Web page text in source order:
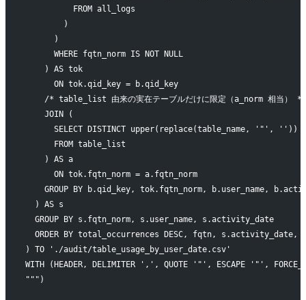
          FROM all_logs
        )
      )
      WHERE fqtn_norm IS NOT NULL
    ) AS tok
      ON tok.qid_key = b.qid_key
    /* table_list 由来の実在テーブルだけに限定（a_norm 相当） */
    JOIN (
SELECT DISTINCT upper(replace(table_name, '"', ''))
      FROM table_list
    ) AS a
      ON tok.fqtn_norm = a.fqtn_norm
GROUP BY b.qid_key, tok.fqtn_norm, b.user_name,
  ) AS s
  GROUP BY s.fqtn_norm, s.user_name, s.activity_date
ORDER BY total_occurrences DESC, fqtn, s.activity_date,
) TO './audit/table_usage_by_user_date.csv'
WITH (HEADER, DELIMITER ',', QUOTE '"', ESCAPE '"',
""")